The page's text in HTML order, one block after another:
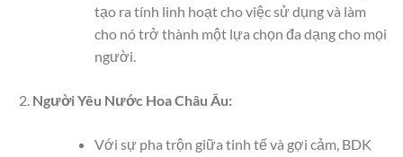
tạo ra tính linh hoạt cho việc sử dụng và làm
cho nó trở thành một lựa chọn đa dạng cho mọi
người.
Người Yêu Nước Hoa Châu Âu:
Với sự pha trộn giữa tinh tế và gợi cảm, BDK